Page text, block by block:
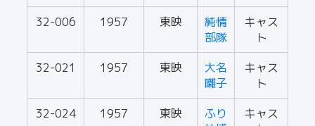
32-006 1957 東映
純情
部隊
キャス
ト
32-021
1957 東映
大名
囃子
キャス
ト
32-024
1957 東映
ふり
キャス